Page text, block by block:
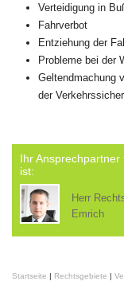
Verteidigung in
Fahrverbot
Entziehung der
Probleme bei der
Geltendmachung
der
Ihr
ist:
Herr
Emrich
Startseite | Rechtsgebiete |